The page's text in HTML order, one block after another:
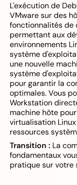
L'exécution de
VMware sur des
fonctionnalités de
permettant aux
environnements
système
une nouvelle
système
pour garantir la
optimales. Vous
Workstation
machine hôte
virtualisation
ressources
Transition : La
fondamentaux
pratique sur votre